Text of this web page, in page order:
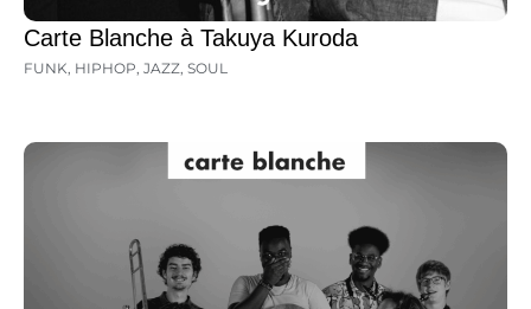
Carte Blanche à Takuya Kuroda
FUNK, HIPHOP, JAZZ, SOUL